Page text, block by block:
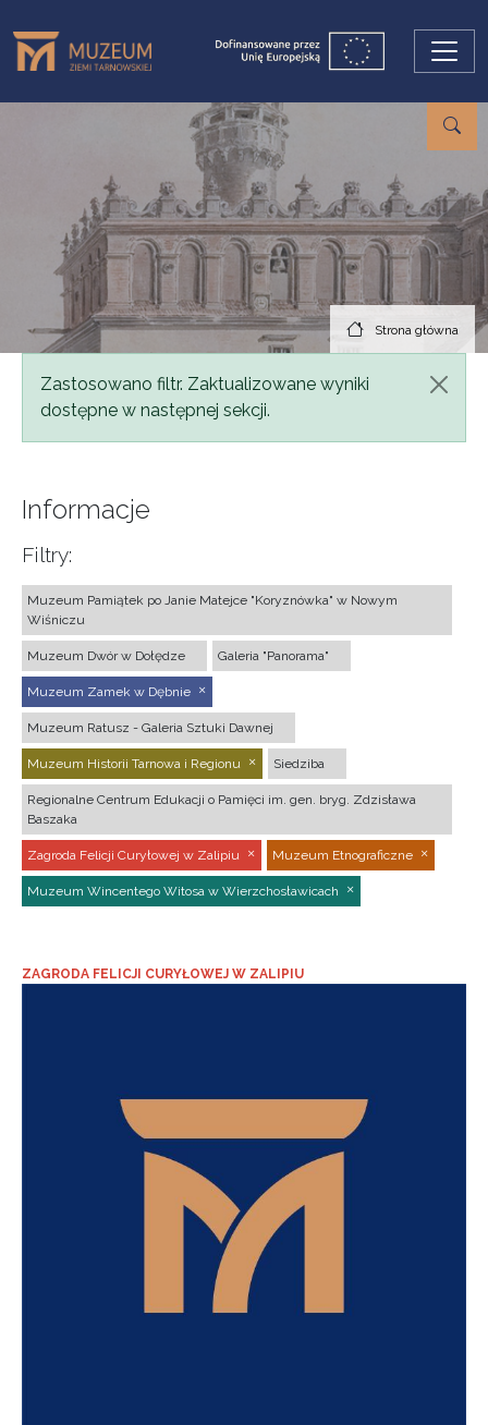
Strona główna
Komunikat
Zastosowano filtr. Zaktualizowane wyniki
dostępne w następnej sekcji.
Informacje
Filtry:
Muzeum Pamiątek po Janie Matejce "Koryznówka" w Nowym
Wiśniczu
Muzeum Dwór w Dołędze Galeria "Panorama"
Muzeum Zamek w Dębnie
Muzeum Ratusz - Galeria Sztuki Dawnej
Muzeum Historii Tarnowa i Regionu Siedziba
Regionalne Centrum Edukacji o Pamięci im. gen. bryg. Zdzisława
Baszaka
Zagroda Felicji Curyłowej w Zalipiu Muzeum Etnograficzne
Muzeum Wincentego Witosa w Wierzchosławicach
ZAGRODA FELICJI CURYŁOWEJ W ZALIPIU